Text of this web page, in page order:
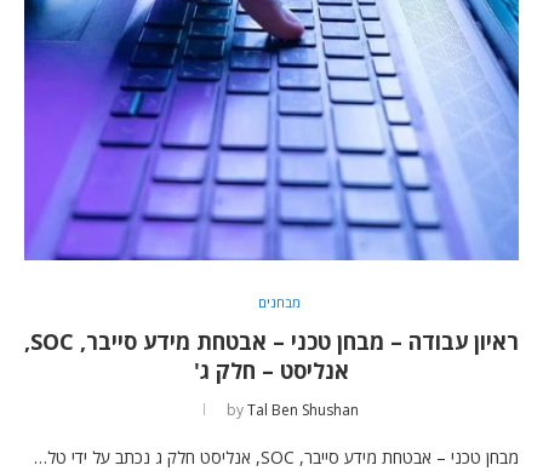
מבחנים
ראיון עבודה – מבחן טכני – אבטחת מידע סייבר, SOC,
אנליסט – חלק ג'
byTal Ben Shushan
מבחן טכני – אבטחת מידע סייבר, SOC, אנליסט חלק ג נכתב על ידי טל…